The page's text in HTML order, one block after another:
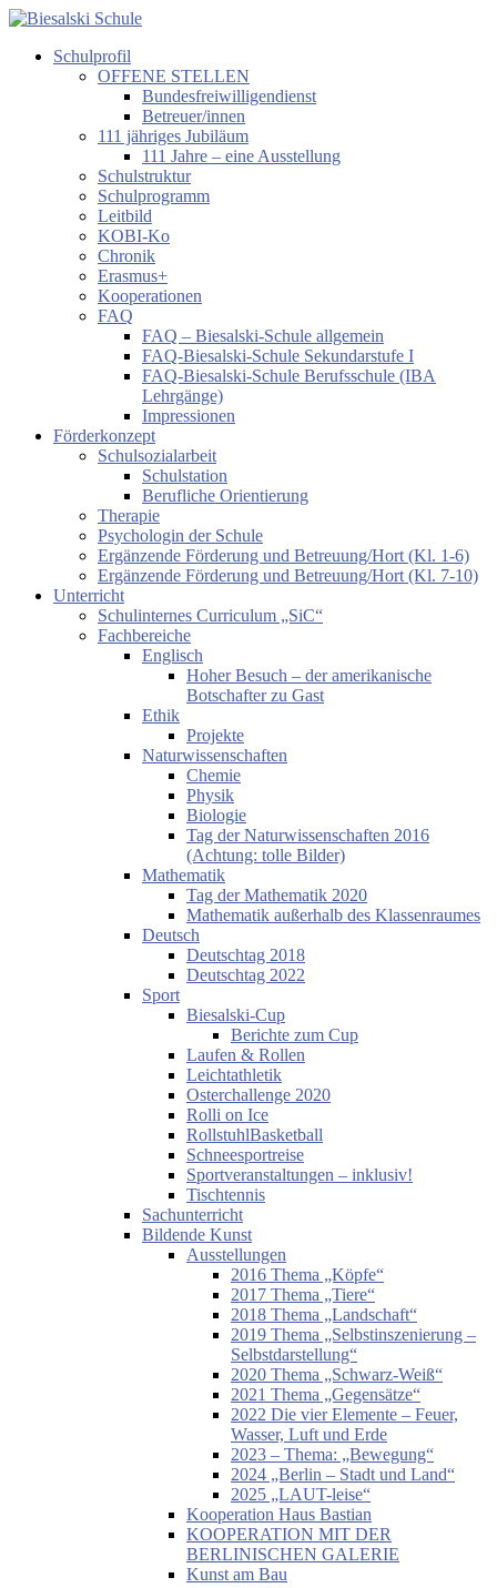
Zum
springen
Biesalski
Förderzentrum
körperliche
motorische
Entwicklung
Schulprofil
OFFENE STELLEN
Bundesfreiwilligendienst
Betreuer/innen
111 jähriges Jubiläum
111 Jahre – eine Ausstellung
Schulstruktur
Schulprogramm
Leitbild
KOBI-Ko
Chronik
Erasmus+
Kooperationen
FAQ
FAQ – Biesalski-Schule allgemein
FAQ-Biesalski-Schule Sekundarstufe I
FAQ-Biesalski-Schule Berufsschule (IBA
Lehrgänge)
Impressionen
Förderkonzept
Schulsozialarbeit
Schulstation
Berufliche Orientierung
Therapie
Psychologin der Schule
Ergänzende Förderung und Betreuung/Hort (Kl. 1-6)
Ergänzende Förderung und Betreuung/Hort (Kl. 7-10)
Unterricht
Schulinternes Curriculum „SiC“
Fachbereiche
Englisch
Hoher Besuch – der amerikanische
Botschafter zu Gast
Ethik
Projekte
Naturwissenschaften
Chemie
Physik
Biologie
Tag der Naturwissenschaften 2016
(Achtung: tolle Bilder)
Mathematik
Tag der Mathematik 2020
Mathematik außerhalb des Klassenraumes
Deutsch
Deutschtag 2018
Deutschtag 2022
Sport
Biesalski-Cup
Berichte zum Cup
Laufen & Rollen
Leichtathletik
Osterchallenge 2020
Rolli on Ice
RollstuhlBasketball
Schneesportreise
Sportveranstaltungen – inklusiv!
Tischtennis
Sachunterricht
Bildende Kunst
Ausstellungen
2016 Thema „Köpfe“
2017 Thema „Tiere“
2018 Thema „Landschaft“
2019 Thema „Selbstinszenierung –
Selbstdarstellung“
2020 Thema „Schwarz-Weiß“
2021 Thema „Gegensätze“
2022 Die vier Elemente – Feuer,
Wasser, Luft und Erde
2023 – Thema: „Bewegung“
2024 „Berlin – Stadt und Land“
2025 „LAUT-leise“
Kooperation Haus Bastian
KOOPERATION MIT DER
BERLINISCHEN GALERIE
Kunst am Bau